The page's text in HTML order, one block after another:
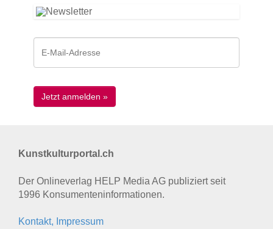
Kunstkulturportal.ch
Der Onlineverlag HELP Media AG publiziert seit
1996 Konsumenten­informationen.
Kontakt, Impressum